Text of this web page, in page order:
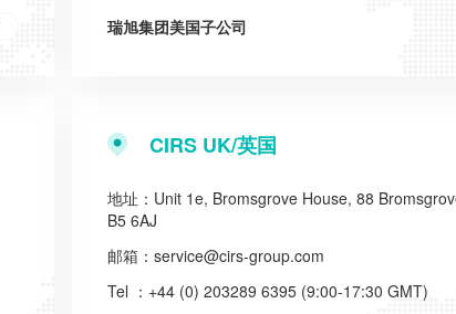
瑞旭集团美国子公司
CIRS UK/英国
地址：Unit 1e, Bromsgrove House, 88
B5 6AJ
邮箱： service@cirs-group.com
Tel ：+44 (0) 203289 6395 (9:00-17:30 GMT)